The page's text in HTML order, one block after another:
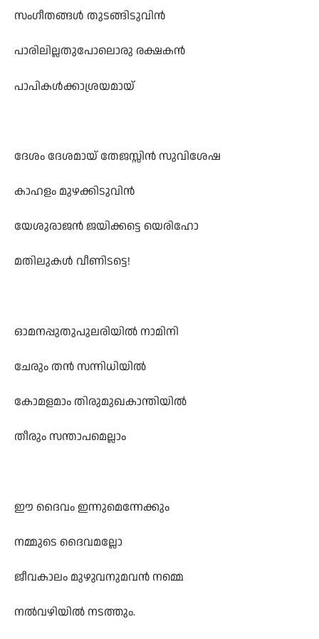
സംഗീതങ്ങൾ തുടങ്ങിടുവിൻ
പാരിലില്ലതുപോലൊരു രക്ഷകൻ
പാപികൾക്കാശ്രയമായ്
ദേശം ദേശമായ് തേജസ്സിൻ സുവിശേഷ
കാഹളം മുഴക്കിടുവിൻ
യേശുരാജൻ ജയിക്കട്ടെ യെരിഹോ
മതിലുകൾ വീണിടട്ടെ!
ഓമനപ്പുതുപുലരിയിൽ നാമിനി
ചേരും തൻ സന്നിധിയിൽ
കോമളമാം തിരുമുഖകാന്തിയിൽ
തീരും സന്താപമെല്ലാം
ഈ ദൈവം ഇന്നുമെന്നേക്കും
നമ്മുടെ ദൈവമല്ലോ
ജീവകാലം മുഴുവനുമവൻ നമ്മെ
നൽവഴിയിൽ നടത്തും.